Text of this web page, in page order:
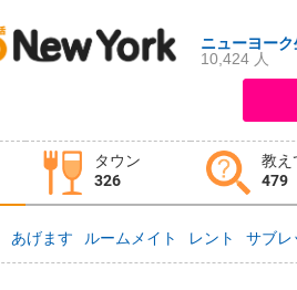
ニューヨー
10,424 人
タウン
326
教え
479
教えて！
あげます ルームメイト レント サブレ